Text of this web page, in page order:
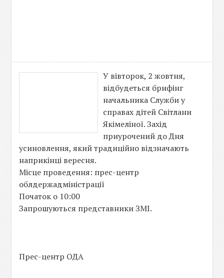
У вівторок, 2 жовтня,
відбудеться брифінг
начальника Служби у
справах дітей Світлани
Якімеліної. Захід
приурочений до Дня
усиновлення, який традиційно відзначають
наприкінці вересня.
Місце проведення: прес-центр
облдержадміністрації
Початок о 10:00
Запрошуються представники ЗМІ.
Прес-центр ОДА